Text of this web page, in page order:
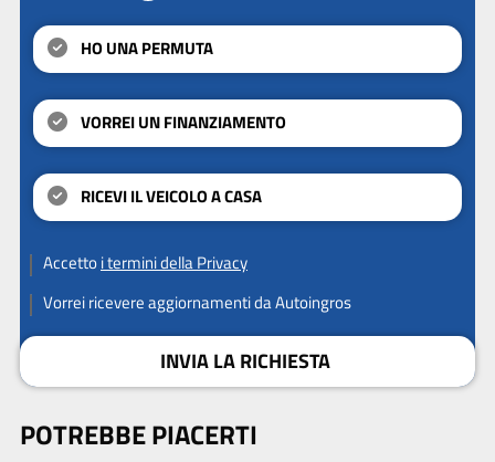
HO UNA PERMUTA
VORREI UN FINANZIAMENTO
RICEVI IL VEICOLO A CASA
Accettoi termini della Privacy
Vorrei ricevere aggiornamenti da Autoingros
INVIA LA RICHIESTA
POTREBBE PIACERTI